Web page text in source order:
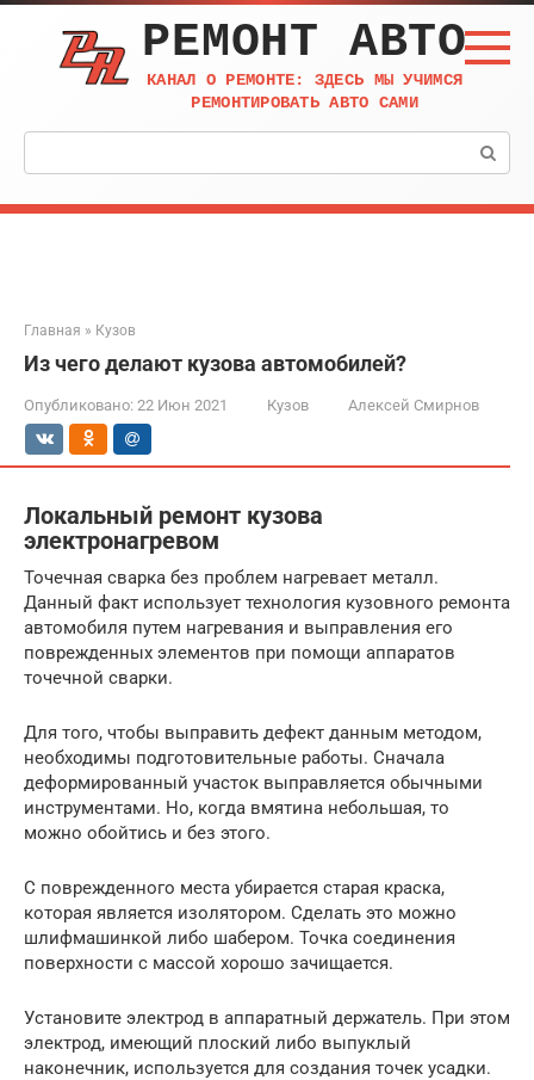
Перейти
контенту
РЕМОНТ АВТО
КАНАЛ О РЕМОНТЕ: ЗДЕСЬ МЫ УЧИМСЯ
РЕМОНТИРОВАТЬ АВТО САМИ
Поиск:
Главная » Кузов
Из чего делают кузова автомобилей?
Опубликовано: 22 Июн 2021 Кузов Алексей Смирнов
Локальный ремонт кузова
электронагревом
Точечная сварка без проблем нагревает металл.
Данный факт использует технология кузовного ремонта
автомобиля путем нагревания и выправления его
поврежденных элементов при помощи аппаратов
точечной сварки.
Для того, чтобы выправить дефект данным методом,
необходимы подготовительные работы. Сначала
деформированный участок выправляется обычными
инструментами. Но, когда вмятина небольшая, то
можно обойтись и без этого.
С поврежденного места убирается старая краска,
которая является изолятором. Сделать это можно
шлифмашинкой либо шабером. Точка соединения
поверхности с массой хорошо зачищается.
Установите электрод в аппаратный держатель. При этом
электрод, имеющий плоский либо выпуклый
наконечник, используется для создания точек усадки.